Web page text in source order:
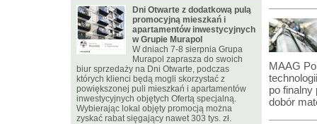
MAAG
po finalny
dobór
Dni Otwarte z dodatkową pulą
promocyjną mieszkań i
apartamentów inwestycyjnych
w Grupie Murapol
W dniach 7-8 sierpnia Grupa
Murapol zaprasza do swoich
biur sprzedaży na Dni Otwarte, podczas
których klienci będą mogli skorzystać z
powiększonej puli mieszkań i apartamentów
inwestycyjnych objętych Ofertą specjalną.
Wybierając lokal objęty promocją można
zyskać rabat sięgający nawet 303 tys. zł.